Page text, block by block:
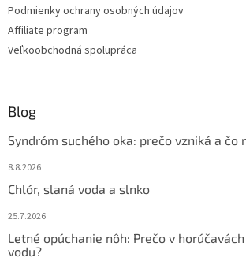
Podmienky ochrany osobných údajov
Affiliate program
Veľkoobchodná spolupráca
Blog
Syndróm suchého oka: prečo vzniká a čo
8.8.2026
Chlór, slaná voda a slnko
25.7.2026
Letné opúchanie nôh: Prečo v
vodu?